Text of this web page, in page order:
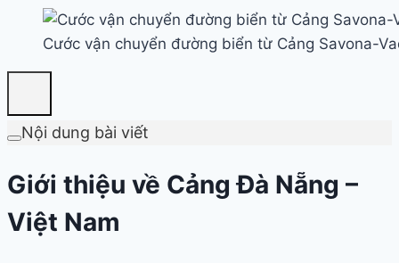
Cước vận chuyển đường biển từ Cảng Savona-
Nội dung bài viết
Giới thiệu về Cảng Đà Nẵng –
Việt Nam